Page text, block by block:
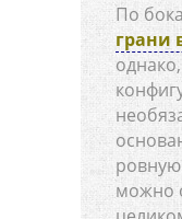
По
грани
можно